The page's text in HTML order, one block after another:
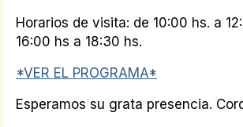
Horarios de visita: de 10:00 hs. a
16:00 hs a 18:30 hs.
*VER EL PROGRAMA*
Esperamos su grata presencia.